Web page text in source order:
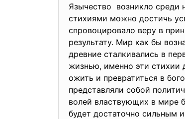
Язычество возникло
стихиями можно достичь
спровоцировало веру в
результату. Мир как бы
древние сталкивались в
жизнью, именно эти стихии
ожить и превратиться в
представляли собой
волей властвующих в мире
будет достаточно сильным